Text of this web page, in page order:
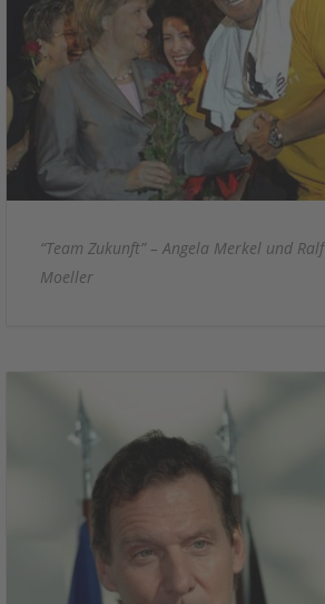
“Team Zukunft” – Angela Merkel und Ralf
Moeller